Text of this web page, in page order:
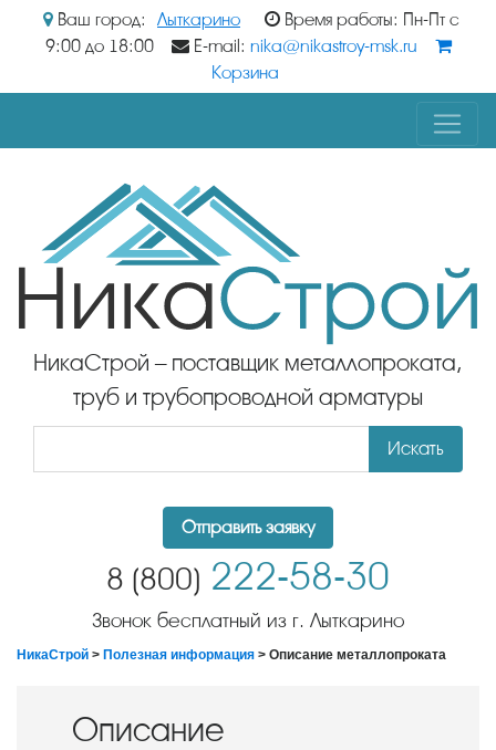
Ваш город: Лыткарино
Время работы: Пн-Пт с
9:00 до 18:00
E-mail: nika@nikastroy-msk.ru
Корзина
НикаСтрой – поставщик металлопроката,
труб и трубопроводной арматуры
Искать
Отправить заявку
8 (800) 222-58-30
Звонок бесплатный из г. Лыткарино
НикаСтрой > Полезная информация > Описание металлопроката
Описание